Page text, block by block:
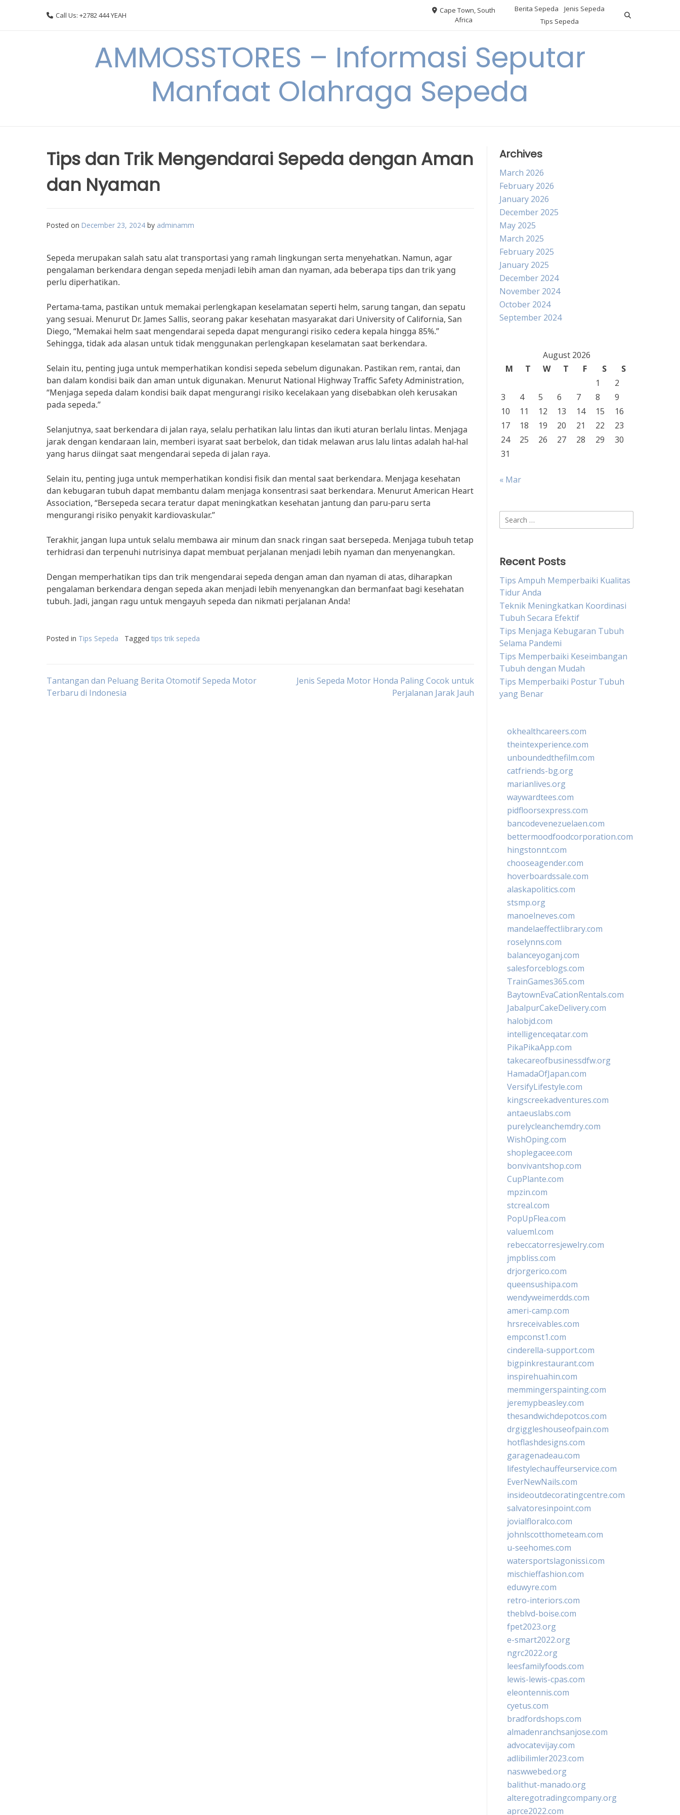
Call Us: +2782 444 YEAH
Cape Town, South
Africa
Berita Sepeda
Jenis Sepeda
Tips Sepeda
AMMOSSTORES – Informasi Seputar
Manfaat Olahraga Sepeda
Tips dan Trik Mengendarai Sepeda dengan Aman
dan Nyaman
Posted on December 23, 2024 by adminamm
Sepeda merupakan salah satu alat transportasi yang ramah lingkungan serta menyehatkan. Namun, agar
pengalaman berkendara dengan sepeda menjadi lebih aman dan nyaman, ada beberapa tips dan trik yang
perlu diperhatikan.
Pertama-tama, pastikan untuk memakai perlengkapan keselamatan seperti helm, sarung tangan, dan sepatu
yang sesuai. Menurut Dr. James Sallis, seorang pakar kesehatan masyarakat dari University of California, San
Diego, “Memakai helm saat mengendarai sepeda dapat mengurangi risiko cedera kepala hingga 85%.”
Sehingga, tidak ada alasan untuk tidak menggunakan perlengkapan keselamatan saat berkendara.
Selain itu, penting juga untuk memperhatikan kondisi sepeda sebelum digunakan. Pastikan rem, rantai, dan
ban dalam kondisi baik dan aman untuk digunakan. Menurut National Highway Traffic Safety Administration,
“Menjaga sepeda dalam kondisi baik dapat mengurangi risiko kecelakaan yang disebabkan oleh kerusakan
pada sepeda.”
Selanjutnya, saat berkendara di jalan raya, selalu perhatikan lalu lintas dan ikuti aturan berlalu lintas. Menjaga
jarak dengan kendaraan lain, memberi isyarat saat berbelok, dan tidak melawan arus lalu lintas adalah hal-hal
yang harus diingat saat mengendarai sepeda di jalan raya.
Selain itu, penting juga untuk memperhatikan kondisi fisik dan mental saat berkendara. Menjaga kesehatan
dan kebugaran tubuh dapat membantu dalam menjaga konsentrasi saat berkendara. Menurut American Heart
Association, “Bersepeda secara teratur dapat meningkatkan kesehatan jantung dan paru-paru serta
mengurangi risiko penyakit kardiovaskular.”
Terakhir, jangan lupa untuk selalu membawa air minum dan snack ringan saat bersepeda. Menjaga tubuh tetap
terhidrasi dan terpenuhi nutrisinya dapat membuat perjalanan menjadi lebih nyaman dan menyenangkan.
Dengan memperhatikan tips dan trik mengendarai sepeda dengan aman dan nyaman di atas, diharapkan
pengalaman berkendara dengan sepeda akan menjadi lebih menyenangkan dan bermanfaat bagi kesehatan
tubuh. Jadi, jangan ragu untuk mengayuh sepeda dan nikmati perjalanan Anda!
Posted in Tips Sepeda Tagged tips trik sepeda
Post
Tantangan dan Peluang Berita Otomotif Sepeda Motor
Terbaru di Indonesia
Jenis Sepeda Motor Honda Paling Cocok untuk
Perjalanan Jarak Jauh
Archives
March 2026
February 2026
January 2026
December 2025
May 2025
March 2025
February 2025
January 2025
December 2024
November 2024
October 2024
September 2024
August 2026
M
T W T F S
S
1
2
3
4 5 6 7 8
9
10
11 12 13 14 15
16
17
18 19 20 21 22
23
24
25 26 27 28 29
30
31
« Mar
Search
for:
Recent Posts
Tips Ampuh Memperbaiki Kualitas
Tidur Anda
Teknik Meningkatkan Koordinasi
Tubuh Secara Efektif
Tips Menjaga Kebugaran Tubuh
Selama Pandemi
Tips Memperbaiki Keseimbangan
Tubuh dengan Mudah
Tips Memperbaiki Postur Tubuh
yang Benar
okhealthcareers.com
theintexperience.com
unboundedthefilm.com
catfriends-bg.org
marianlives.org
waywardtees.com
pidfloorsexpress.com
bancodevenezuelaen.com
bettermoodfoodcorporation.com
hingstonnt.com
chooseagender.com
hoverboardssale.com
alaskapolitics.com
stsmp.org
manoelneves.com
mandelaeffectlibrary.com
roselynns.com
balanceyoganj.com
salesforceblogs.com
TrainGames365.com
BaytownEvaCationRentals.com
JabalpurCakeDelivery.com
halobjd.com
intelligenceqatar.com
PikaPikaApp.com
takecareofbusinessdfw.org
HamadaOfJapan.com
VersifyLifestyle.com
kingscreekadventures.com
antaeuslabs.com
purelycleanchemdry.com
WishOping.com
shoplegacee.com
bonvivantshop.com
CupPlante.com
mpzin.com
stcreal.com
PopUpFlea.com
valueml.com
rebeccatorresjewelry.com
jmpbliss.com
drjorgerico.com
queensushipa.com
wendyweimerdds.com
ameri-camp.com
hrsreceivables.com
empconst1.com
cinderella-support.com
bigpinkrestaurant.com
inspirehuahin.com
memmingerspainting.com
jeremypbeasley.com
thesandwichdepotcos.com
drgiggleshouseofpain.com
hotflashdesigns.com
garagenadeau.com
lifestylechauffeurservice.com
EverNewNails.com
insideoutdecoratingcentre.com
salvatoresinpoint.com
jovialfloralco.com
johnlscotthometeam.com
u-seehomes.com
watersportslagonissi.com
mischieffashion.com
eduwyre.com
retro-interiors.com
theblvd-boise.com
fpet2023.org
e-smart2022.org
ngrc2022.org
leesfamilyfoods.com
lewis-lewis-cpas.com
eleontennis.com
cyetus.com
bradfordshops.com
almadenranchsanjose.com
advocatevijay.com
adlibilimler2023.com
naswwebed.org
balithut-manado.org
alteregotradingcompany.org
aprce2022.com